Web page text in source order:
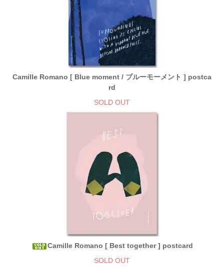
Camille Romano [ Blue moment / ブルーモーメント ] postca
rd
SOLD OUT
Camille Romano [ Best together ] postcard
SOLD OUT